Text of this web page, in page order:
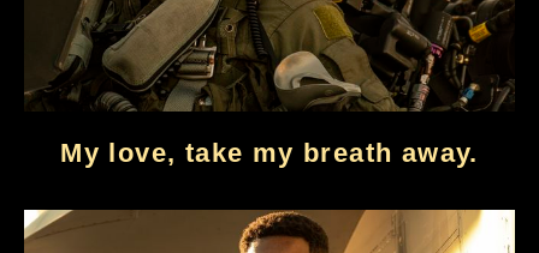
My love, take my breath away.